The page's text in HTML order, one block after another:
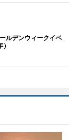
ルデンウィークイベ